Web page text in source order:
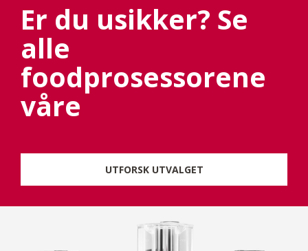
Er du usikker? Se
alle
foodprosessorene
våre
UTFORSK UTVALGET